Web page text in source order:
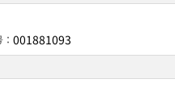
001881093